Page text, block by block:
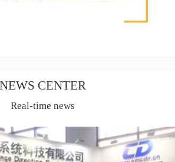
NEWS CENTER
Real-time news